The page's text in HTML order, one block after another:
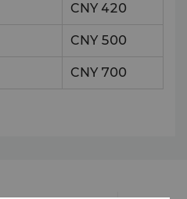
CNY 420
CNY 500
CNY 700